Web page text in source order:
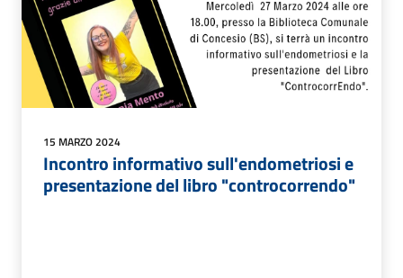
15 MARZO 2024
Incontro informativo sull'endometriosi e
presentazione del libro "controcorrendo"